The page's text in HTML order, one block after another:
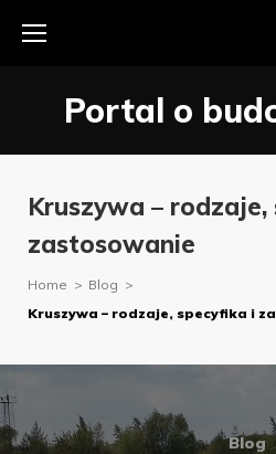
Portal o
Kruszywa –
zastosowanie
Home > Blog >
Kruszywa – rodzaje, specyfika i
Blog